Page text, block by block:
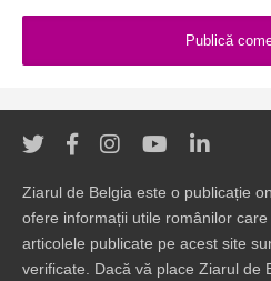
Ziarul de Belgia este o publicație
ofere informații utile românilor
articolele publicate pe acest site
verificate. Dacă vă place Ziarul de